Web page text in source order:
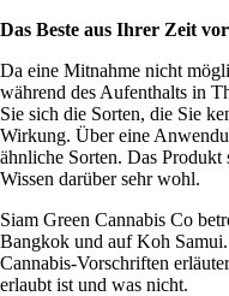
Das Beste aus Ihrer Zeit
Da eine Mitnahme nicht
während des Aufenthalts in
Sie sich die Sorten, die Sie
Wirkung. Über eine
ähnliche Sorten. Das
Wissen darüber sehr wohl.
Siam Green Cannabis Co
Bangkok und auf Koh
Cannabis-Vorschriften
erlaubt ist und was nicht.